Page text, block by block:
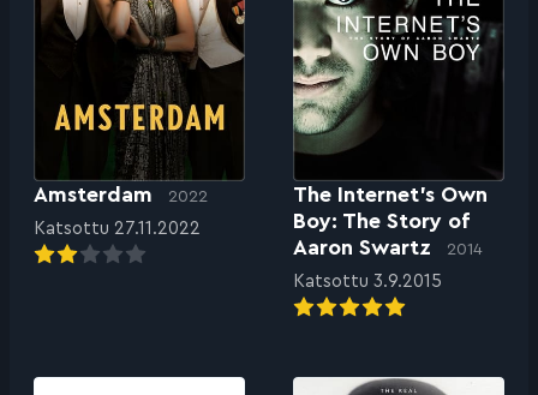
Amsterdam 2022
Katsottu 27.11.2022
The Internet’s Own
Boy: The Story of
Aaron Swartz
2014
Katsottu 3.9.2015